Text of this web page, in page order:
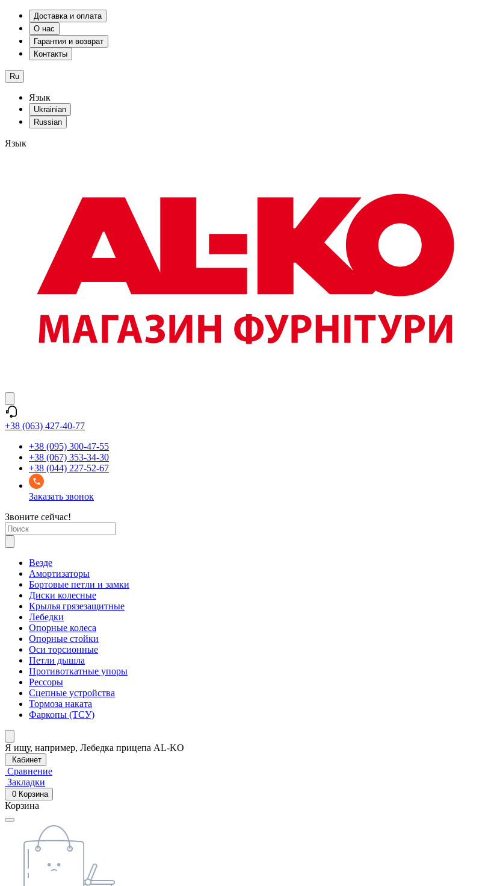
Доставка и оплата
О нас
Гарантия и возврат
Контакты
Ru
Язык
Ukrainian
Russian
Язык
+38 (063) 427-40-77
+38 (095) 300-47-55
+38 (067) 353-34-30
+38 (044) 227-52-67
Заказать звонок
Звоните сейчас!
Везде
Амортизаторы
Бортовые петли и замки
Диски колесные
Крылья грязезащитные
Лебедки
Опорные колеса
Опорные стойки
Оси торсионные
Петли дышла
Противоткатные упоры
Рессоры
Сцепные устройства
Тормоза наката
Фаркопы (ТСУ)
Я ищу, например, Лебедка прицепа AL-KO
Кабинет
Сравнение
Закладки
0 Корзина
Корзина